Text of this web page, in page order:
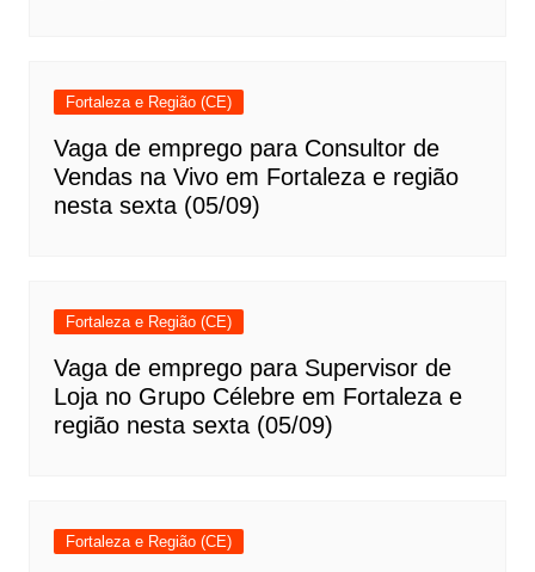
Fortaleza e Região (CE)
Vaga de emprego para Consultor de
Vendas na Vivo em Fortaleza e região
nesta sexta (05/09)
Fortaleza e Região (CE)
Vaga de emprego para Supervisor de
Loja no Grupo Célebre em Fortaleza e
região nesta sexta (05/09)
Fortaleza e Região (CE)